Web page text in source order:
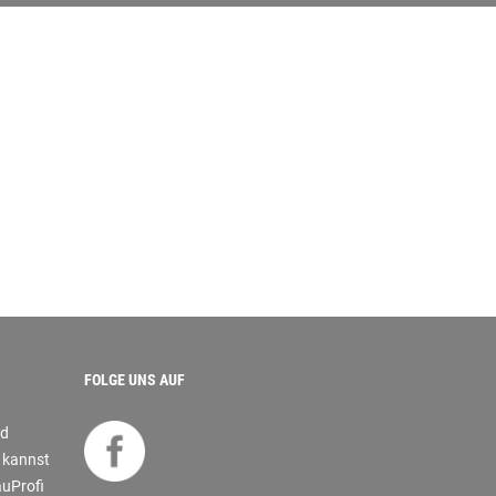
FOLGE UNS AUF